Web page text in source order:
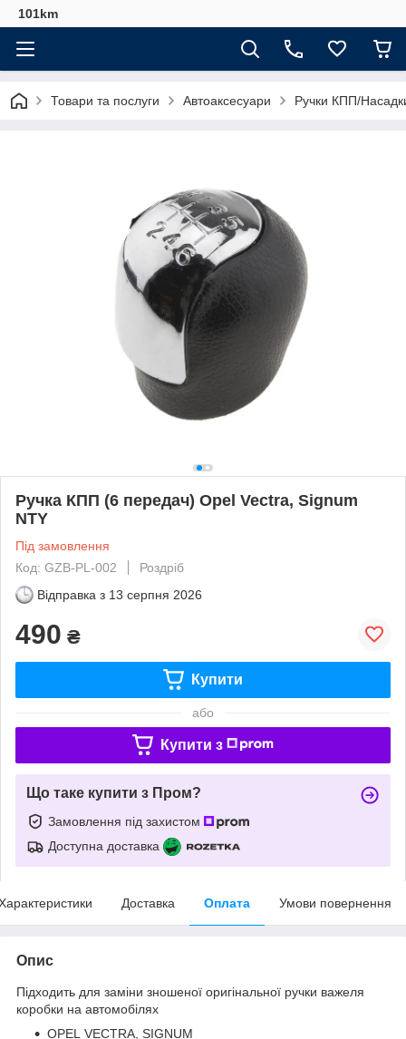
101km
Товари та послуги Автоаксесуари Ручки КПП/
Ручка КПП (6 передач) Opel Vectra, Signum
NTY
Під замовлення
Код: GZB-PL-002
Роздріб
Відправка з 13 серпня 2026
490 ₴
Купити
або
Купити з
Що таке купити з Пром?
Замовлення під захистом
Доступна доставка
Доставка Оплата Умови повернення
Опис
Підходить для заміни зношеної оригінальної ручки важеля
коробки на автомобілях
OPEL VECTRA, SIGNUM